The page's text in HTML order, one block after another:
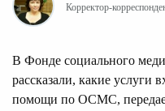
Корректор-
В Фонде социального
рассказали, какие услуги
помощи по ОСМС,